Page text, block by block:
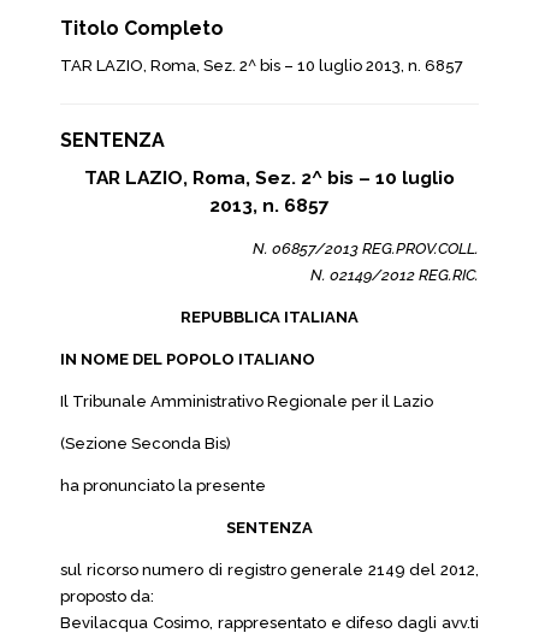
Titolo Completo
TAR LAZIO, Roma, Sez. 2^ bis – 10 luglio 2013, n. 6857
SENTENZA
TAR LAZIO, Roma, Sez. 2^ bis – 10 luglio
2013, n. 6857
N. 06857/2013 REG.PROV.COLL.
N. 02149/2012 REG.RIC.
REPUBBLICA ITALIANA
IN NOME DEL POPOLO ITALIANO
Il Tribunale Amministrativo Regionale per il Lazio
(Sezione Seconda Bis)
ha pronunciato la presente
SENTENZA
sul ricorso numero di registro generale 2149 del 2012,
proposto da:
Bevilacqua Cosimo, rappresentato e difeso dagli avv.ti